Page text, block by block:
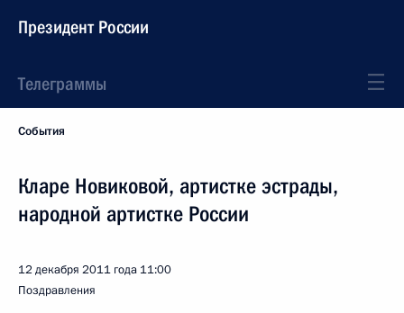
Президент России
Телеграммы
События
Кларе Новиковой, артистке эстрады,
народной артистке России
12 декабря 2011 года 11:00
Поздравления